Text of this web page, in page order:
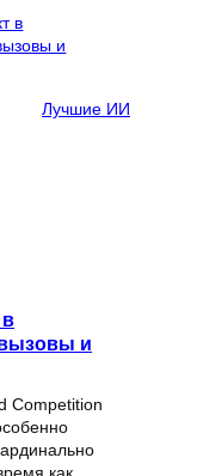
Лучшие ИИ
и
Competition